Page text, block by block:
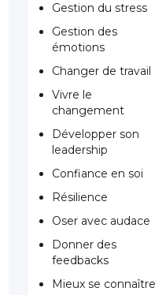
Gestion du stress
Gestion des
émotions
Changer de travail
Vivre le
changement
Développer son
leadership
Confiance en soi
Résilience
Oser avec audace
Donner des
feedbacks
Mieux se connaître